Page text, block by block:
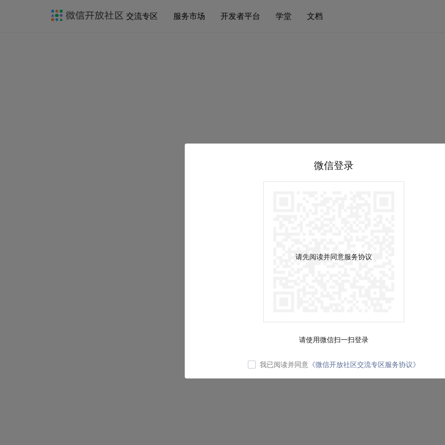
交流专区 服务市场 开发者平台 学堂 文档
微信登录
请先阅读并同意服务协议
请使用微信扫一扫登录
我已阅读并同意 《微信开放社区交流专区服务协议》